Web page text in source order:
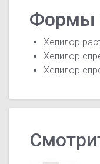
Формы
Хепилор
Хепилор
Хепилор